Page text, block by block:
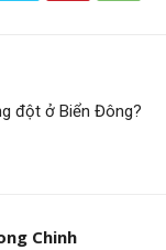
đột ở Biển Đông?
Chinh